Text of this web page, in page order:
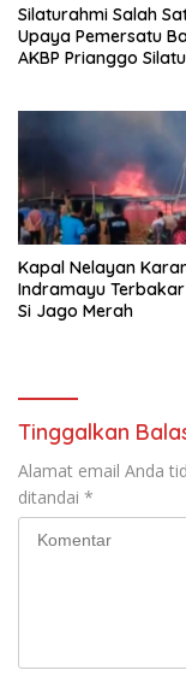
Silaturahmi Salah
Upaya Pemersatu
AKBP Prianggo
Kapal Nelayan
Indramayu
Si Jago Merah
Tinggalkan
Alamat email Anda
ditandai *